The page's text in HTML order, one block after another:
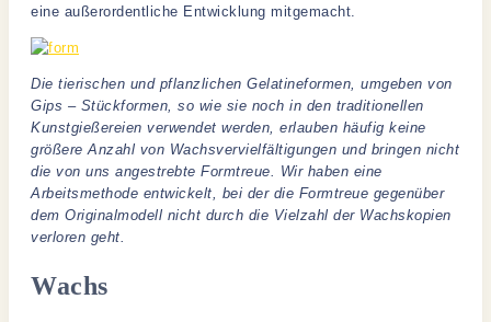
eine außerordentliche Entwicklung mitgemacht.
Die tierischen und pflanzlichen Gelatineformen, umgeben von
Gips – Stückformen, so wie sie noch in den traditionellen
Kunstgießereien verwendet werden, erlauben häufig keine
größere Anzahl von Wachsvervielfältigungen und bringen nicht
die von uns angestrebte Formtreue. Wir haben eine
Arbeitsmethode entwickelt, bei der die Formtreue gegenüber
dem Originalmodell nicht durch die Vielzahl der Wachskopien
verloren geht.
Wachs